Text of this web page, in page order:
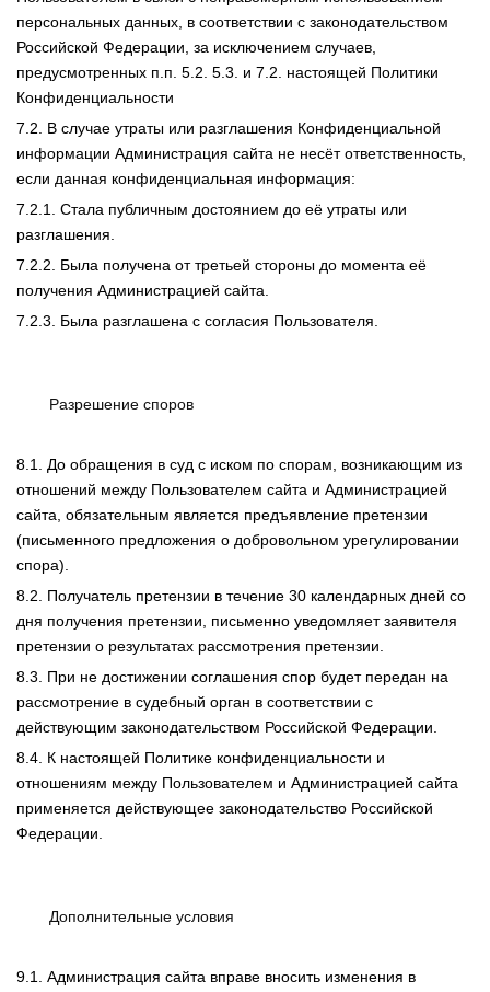
персональных данных, в соответствии с законодательством
Российской Федерации, за исключением случаев,
предусмотренных п.п. 5.2. 5.3. и 7.2. настоящей Политики
Конфиденциальности
7.2. В случае утраты или разглашения Конфиденциальной
информации Администрация сайта не несёт ответственность,
если данная конфиденциальная информация:
7.2.1. Стала публичным достоянием до её утраты или
разглашения.
7.2.2. Была получена от третьей стороны до момента её
получения Администрацией сайта.
7.2.3. Была разглашена с согласия Пользователя.
Разрешение споров
8.1. До обращения в суд с иском по спорам, возникающим из
отношений между Пользователем сайта и Администрацией
сайта, обязательным является предъявление претензии
(письменного предложения о добровольном урегулировании
спора).
8.2. Получатель претензии в течение 30 календарных дней со
дня получения претензии, письменно уведомляет заявителя
претензии о результатах рассмотрения претензии.
8.3. При не достижении соглашения спор будет передан на
рассмотрение в судебный орган в соответствии с
действующим законодательством Российской Федерации.
8.4. К настоящей Политике конфиденциальности и
отношениям между Пользователем и Администрацией сайта
применяется действующее законодательство Российской
Федерации.
Дополнительные условия
9.1. Администрация сайта вправе вносить изменения в